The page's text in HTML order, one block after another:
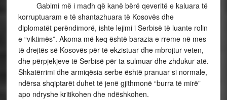
Gabimi më i madh që kanë bërë qeveritë e kaluara të
korruptuaram e të shantazhuara të Kosovës dhe
diplomatët perëndimorë, ishte lejimi i Serbisë të luante rolin
e “viktimës”. Akoma më keq është barazia e rreme në mes
të drejtës së Kosovës për të ekzistuar dhe mbrojtur veten,
dhe përpjekjeve të Serbisë për ta sulmuar dhe zhdukur atë.
Shkatërrimi dhe armiqësia serbe është pranuar si normale,
ndërsa shqiptarët duhet të jenë gjithmonë “burra të mirë”
apo ndryshe kritikohen dhe ndëshkohen.